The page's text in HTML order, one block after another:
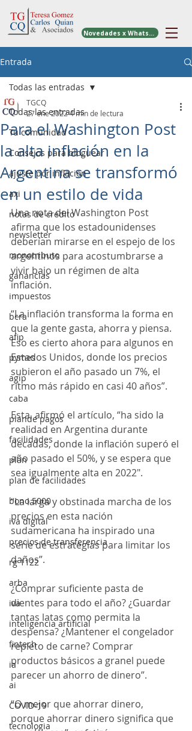
Novedades x WhatsApp
Entrada
Todas las entradas
Tu comunidad
Consejos para bloguear
ajuste por inflacion
axi
notas de credito
newsletter
monotributo
ganancias
impuestos
bcra
afip
pymes
agip
caba
plande pagos
facilidades
plan
plan de facilidades
bono 5000
iva digital
precios de transferencia
rg 1122
arba
iva
inteligencia artificial
fintech
ia
ai
COVID-19
tecnologia
Todas las entradas
Para el Washington Post
la alta inflación en la
Argentina se transformó
en un estilo de vida
TGCQ
27 ene 20224 min de lectura
Una nota del Washington Post
afirma que los estadounidenses
deberían mirarse en el espejo de los
argentinos para acostumbrarse a
vivir bajo un régimen de alta
inflación.
“La inflación transforma la forma en
que la gente gasta, ahorra y piensa.
Eso es cierto ahora para algunos en
Estados Unidos, donde los precios
subieron el año pasado un 7%, el
ritmo más rápido en casi 40 años”.
Esta, afirmó el artículo, “ha sido la
realidad en Argentina durante
décadas, donde la inflación superó el
año pasado el 50%, y se espera que
sea igualmente alta en 2022″.
“La larga y obstinada marcha de los
precios en esta nación
sudamericana ha inspirado una
serie de estrategias para limitar los
daños”.
¿Comprar suficiente pasta de
dientes para todo el año? ¿Guardar
tantas latas como permita la
despensa? ¿Mantener el congelador
repleto de carne? Comprar
productos básicos a granel puede
parecer un ahorro de dinero”.
“O mejor que ahorrar dinero,
porque ahorrar dinero significa que